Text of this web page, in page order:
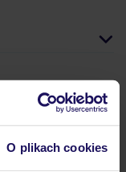
O plikach cookies